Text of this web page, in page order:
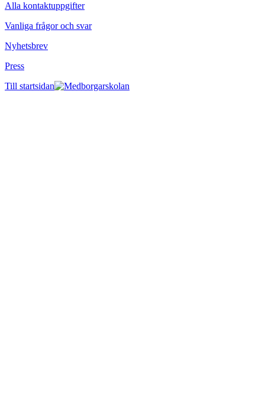
Alla kontaktuppgifter
Vanliga frågor och svar
Nyhetsbrev
Press
Till startsidan